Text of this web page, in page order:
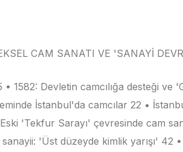
CAM SANATI VE 'SANAYİ
1582: Devletin camcılığa desteği
İstanbul'da camcılar 22 •
'Tekfur Sarayı' çevresinde cam
'Üst düzeyde kimlik yarışı'